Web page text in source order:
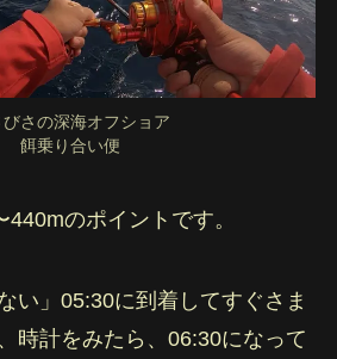
さの深海オフショア
餌乗り合い便
のポイントです。
い」05:30に到着してすぐさま
時計をみたら、06:30になって